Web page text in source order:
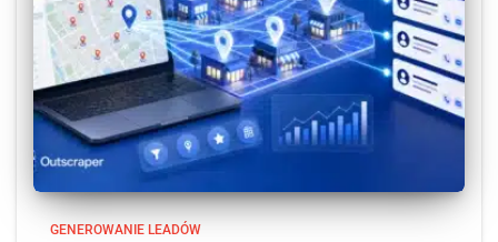
GENEROWANIE LEADÓW